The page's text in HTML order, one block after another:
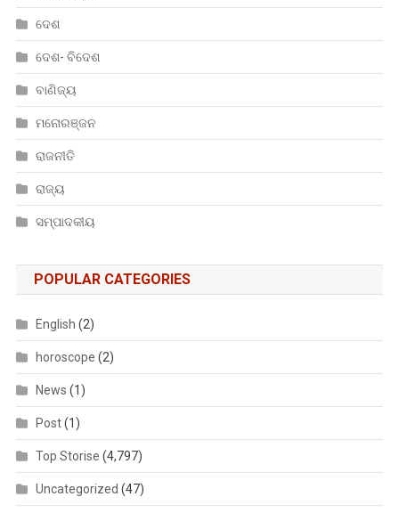
ଦେଶ
ଦେଶ- ବିଦେଶ
ବାଣିଜ୍ୟ
ମନୋରଞ୍ଜନ
ରାଜନୀତି
ରାଜ୍ୟ
ସମ୍ପାଦକୀୟ
POPULAR CATEGORIES
English (2)
horoscope (2)
News (1)
Post(1)
Top Storise (4,797)
Uncategorized (47)